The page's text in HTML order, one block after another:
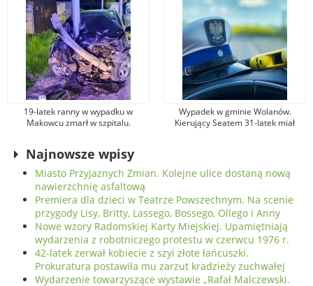
19-latek ranny w wypadku w
Makowcu zmarł w szpitalu.
Wypadek w gminie Wolanów.
Kierujący Seatem 31-latek miał
Najnowsze wpisy
Miasto Przyjaznych Zmian. Kolejne ulice dostaną nową
nawierzchnię asfaltową
Premiera dla dzieci w Teatrze Powszechnym. Na scenie
przygody Lisy, Britty, Lassego, Bossego, Ollego i Anny
Nowe wzory Radomskiej Karty Miejskiej. Upamiętniają
wydarzenia z robotniczego protestu w czerwcu 1976 r.
42-latek zerwał kobiecie z szyi złote łańcuszki.
Prokuratura postawiła mu zarzut kradzieży zuchwałej
Wydarzenie towarzyszące wystawie „Rafał Malczewski.